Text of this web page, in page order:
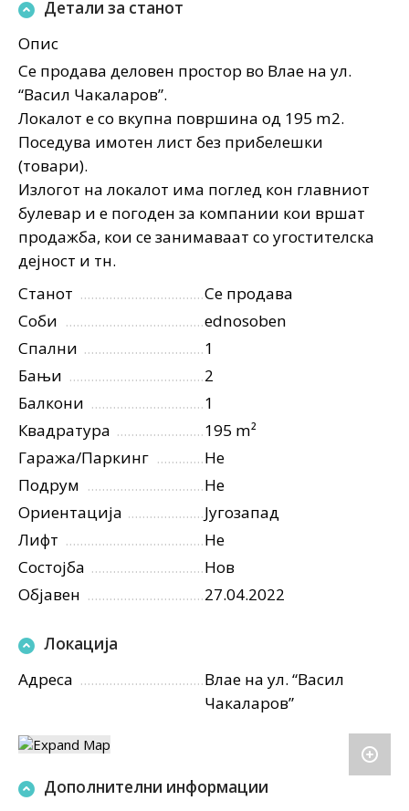
Детали за станот
Опис
Се продава деловен простор во Влае на ул.
“Васил Чакаларов”.
Локалот е со вкупна површина од 195 m2.
Поседува имотен лист без прибелешки
(товари).
Излогот на локалот има поглед кон главниот
булевар и е погоден за компании кои вршат
продажба, кои се занимаваат со угостителска
дејност и тн.
Станот
Се продава
Соби
ednosoben
Спални
1
Бањи
2
Балкони
1
Квадратура
195 m²
Гаража/Паркинг
Не
Подрум
Не
Ориентација
Југозапад
Лифт
Не
Состојба
Нов
Објавен
27.04.2022
Локација
Адреса
Влае на ул. “Васил
Чакаларов”
Дополнителни информации